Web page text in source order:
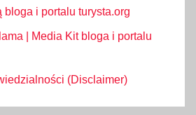
bloga i portalu turysta.org
| Media Kit bloga i portalu
(Disclaimer)